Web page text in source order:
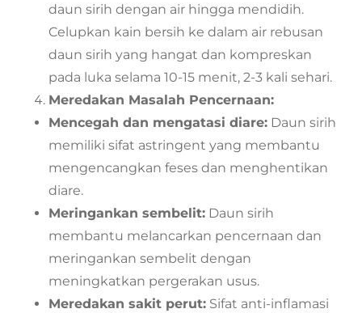
daun sirih dengan air hingga mendidih.
Celupkan kain bersih ke dalam air rebusan
daun sirih yang hangat dan kompreskan
pada luka selama 10-15 menit, 2-3 kali sehari.
Meredakan Masalah Pencernaan:
Mencegah dan mengatasi diare: Daun sirih
memiliki sifat astringent yang membantu
mengencangkan feses dan menghentikan
diare.
Meringankan sembelit: Daun sirih
membantu melancarkan pencernaan dan
meringankan sembelit dengan
meningkatkan pergerakan usus.
Meredakan sakit perut: Sifat anti-inflamasi